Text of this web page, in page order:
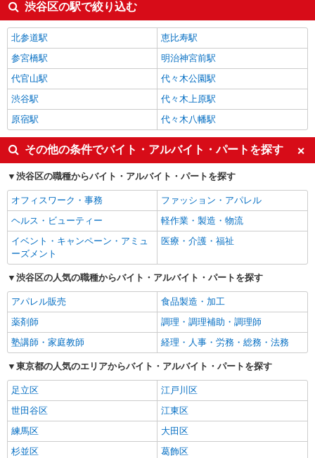
渋谷区の駅で絞り込む
北参道駅
恵比寿駅
参宮橋駅
明治神宮前駅
代官山駅
代々木公園駅
渋谷駅
代々木上原駅
原宿駅
代々木八幡駅
その他の条件でバイト・アルバイト・パートを探す
渋谷区の職種からバイト・アルバイト・パートを探す
オフィスワーク・事務
ファッション・アパレル
ヘルス・ビューティー
軽作業・製造・物流
イベント・キャンペーン・アミュ
ーズメント
医療・介護・福祉
渋谷区の人気の職種からバイト・アルバイト・パートを探す
アパレル販売
食品製造・加工
薬剤師
調理・調理補助・調理師
塾講師・家庭教師
経理・人事・労務・総務・法務
東京都の人気のエリアからバイト・アルバイト・パートを探す
足立区
江戸川区
世田谷区
江東区
練馬区
大田区
杉並区
葛飾区